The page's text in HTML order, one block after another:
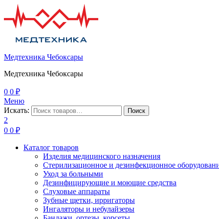
Медтехника Чебоксары
Медтехника Чебоксары
0 0 ₽
Меню
Искать:
Поиск
2
0 0 ₽
Каталог товаров
Изделия медицинского назначения
Стерилизационное и дезинфекционное
Уход за больными
Дезинфицирующие и моющие средства
Слуховые аппараты
Зубные щетки, ирригаторы
Ингаляторы и небулайзеры